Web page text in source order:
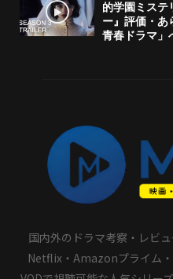
的学園ミステ
ー』評価・あ
青春ドラマ」
国内外のドラマ考察・レビ
Netflix・Amazonプライム